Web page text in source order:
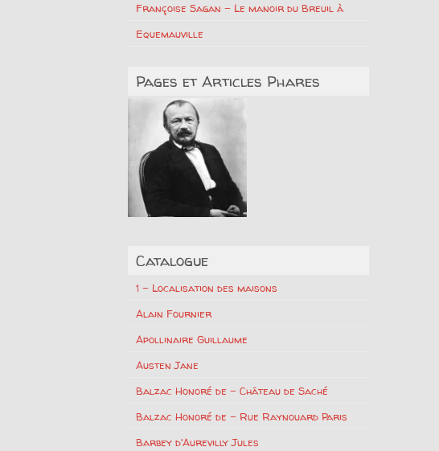
Françoise Sagan – Le manoir du Breuil à
Equemauville
Pages et Articles Phares
Catalogue
1 – Localisation des maisons
Alain Fournier
Apollinaire Guillaume
Austen Jane
Balzac Honoré de – Château de Saché
Balzac Honoré de – Rue Raynouard Paris
Barbey d'Aurevilly Jules